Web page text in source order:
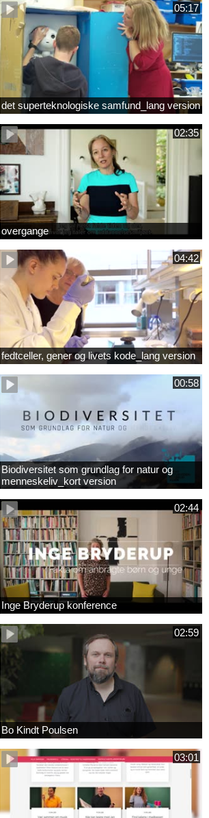
05:17
det superteknologiske samfund_lang version
02:35
overgange
04:42
fedtceller, gener og livets kode_lang version
00:58
Biodiversitet som grundlag for natur og
menneskeliv_kort version
02:44
Inge Bryderup konference
02:59
Bo Kindt Poulsen
03:01